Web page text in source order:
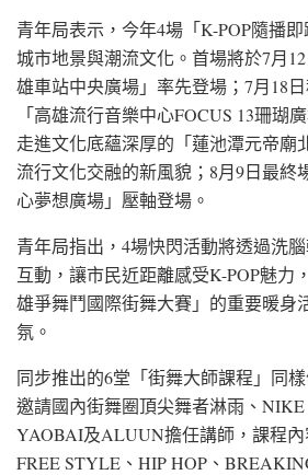
青年局表示，今年4場「K-POP隨播
城市地景與潮流文化。首場將於7月
雄車站中央廣場」率先登場；7月18
「高雄流行音樂中心FOCUS 13珊瑚
走進文化底蘊深厚的「蓮池潭元帝廟
流行文化交融的新風貌；8月9日最終
心夢想廣場」壓軸登場。
青年局指出，4場快閃活動將透過洗
互動，讓市民近距離感受K-POP魅力
雄爭舞鬥國際街舞大賽」的重要暖身
氛。
同步推出的6堂「街舞大師課程」同
邀請國內街舞圈頂尖舞者淋雨、
YAOBAI及ALUUN擔任講師，課程內
FREE STYLE、HIP HOP、